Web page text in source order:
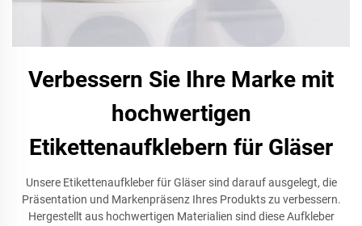
Verbessern Sie Ihre Marke mit
hochwertigen
Etikettenaufklebern für Gläser
Unsere Etikettenaufkleber für Gläser sind darauf ausgelegt, die
Präsentation und Markenpräsenz Ihres Produkts zu verbessern.
Hergestellt aus hochwertigen Materialien sind diese Aufkleber